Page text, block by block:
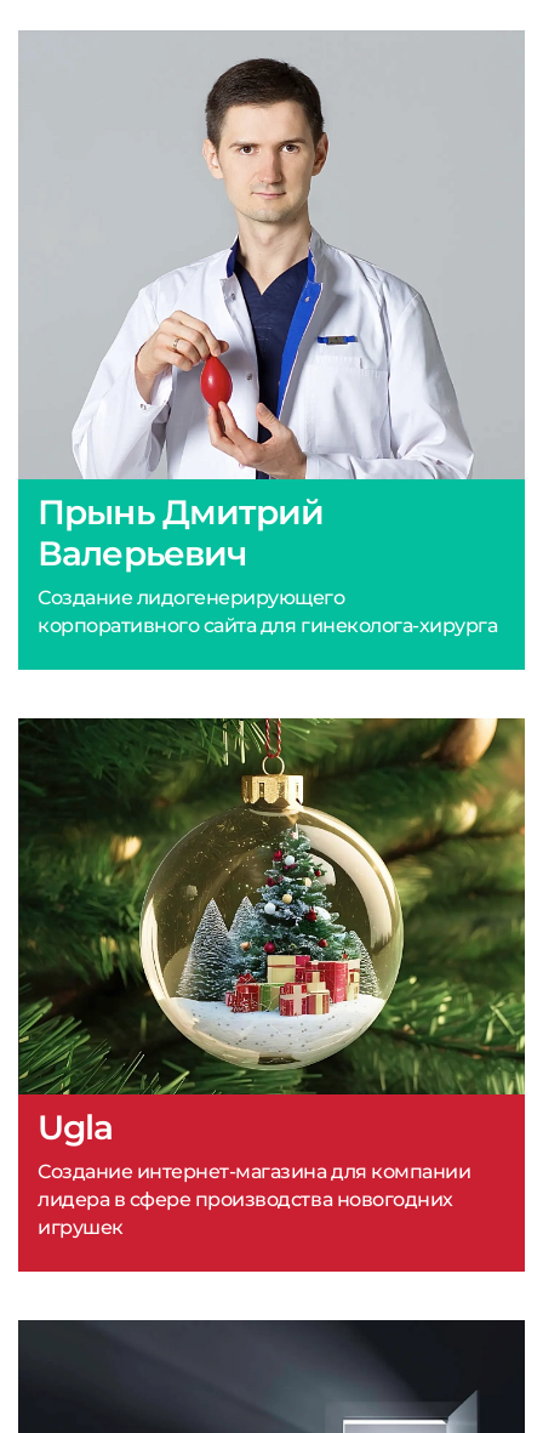
Ugla
Создание интернет-магазина для компании
лидера в сфере производства новогодних
игрушек
Прынь Дмитрий
Валерьевич
Создание лидогенерирующего
корпоративного сайта для гинеколога-хирурга